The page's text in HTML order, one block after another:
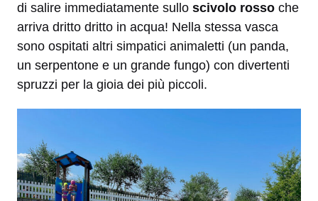
di salire immediatamente sullo scivolo rosso che
arriva dritto dritto in acqua! Nella stessa vasca
sono ospitati altri simpatici animaletti (un panda,
un serpentone e un grande fungo) con divertenti
spruzzi per la gioia dei più piccoli.